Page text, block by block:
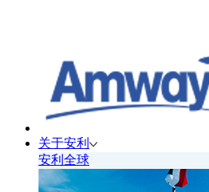
关于安利
安利全球